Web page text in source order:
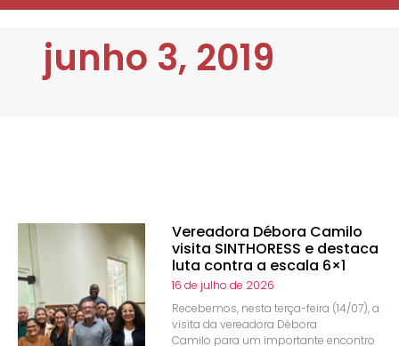
junho 3, 2019
Vereadora Débora Camilo
visita SINTHORESS e destaca
luta contra a escala 6×1
16 de julho de 2026
Recebemos, nesta terça-feira (14/07), a
visita da vereadora Débora
Camilo para um importante encontro